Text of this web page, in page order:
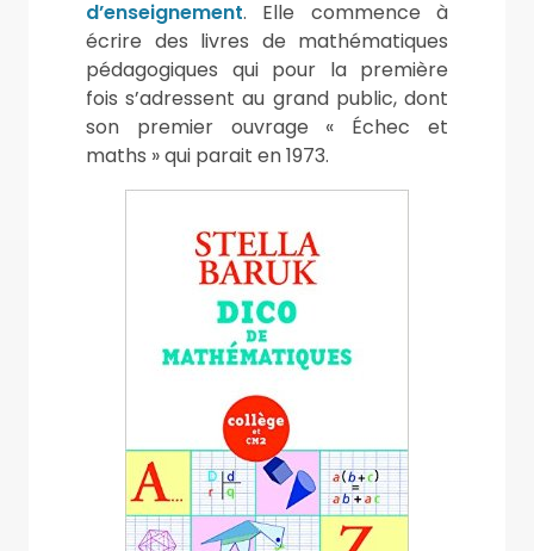
d’enseignement. Elle commence à
écrire des livres de mathématiques
pédagogiques qui pour la première
fois s’adressent au grand public, dont
son premier ouvrage « Échec et
maths » qui parait en 1973.